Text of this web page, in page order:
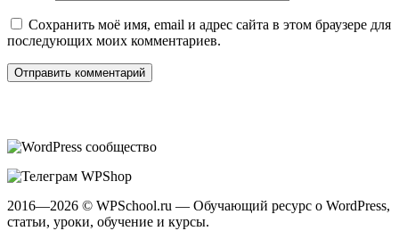
Сохранить моё имя, email и адрес сайта в этом браузере для
последующих моих комментариев.
2016—2026 © WPSchool.ru — Обучающий ресурс о WordPress,
статьи, уроки, обучение и курсы.